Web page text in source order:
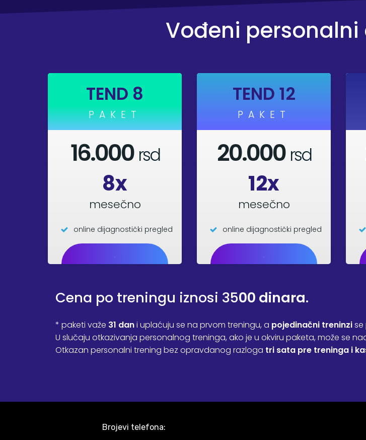
Vođeni
TEND 8
PAKET
16.000 rsd
8x
mesečno
online dijagnostički pregled
.
TEND 12
PAKET
20.000 rsd
12x
mesečno
online dijagnostički pregled
.
Cena po treningu iznosi 3500 dinara.
* paketi važe 31 dani uplaćuju se na prvom treningu, a pojedinačni treninzi
U slučaju otkazivanja personalnog treninga, ako je u okviru paketa, može se
Otkazan personalni trening bez opravdanog razloga tri sata pre treninga i
Brojevi telefona: